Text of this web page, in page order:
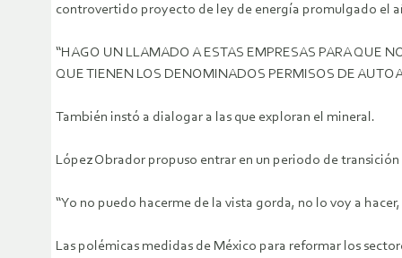
controvertido proyecto de ley de energía promulgado el
“HAGO UN LLAMADO A ESTAS EMPRESAS PARA QUE
QUE TIENEN LOS DENOMINADOS PERMISOS DE
También instó a dialogar a las que exploran el mineral.
López Obrador propuso entrar en un periodo de
“Yo no puedo hacerme de la vista gorda, no lo voy a
Las polémicas medidas de México para reformar los